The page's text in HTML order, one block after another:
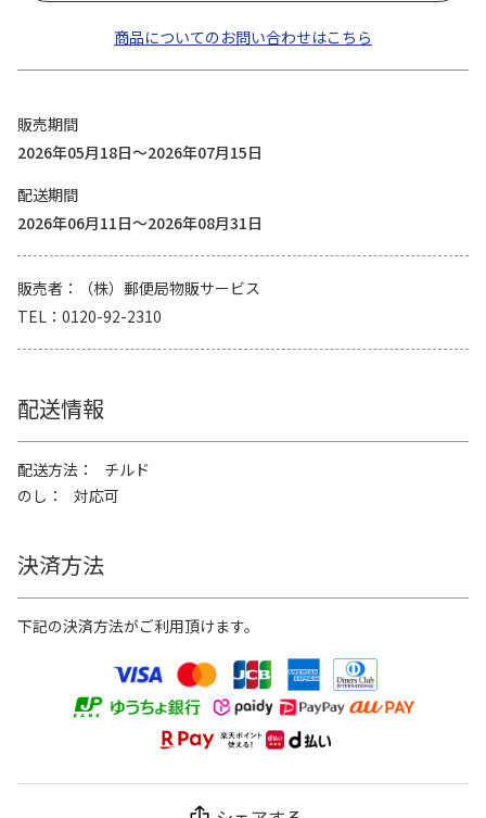
商品についてのお問い合わせはこちら
販売期間
2026年05月18日～2026年07月15日
配送期間
2026年06月11日～2026年08月31日
販売者
（株）郵便局物販サービス
TEL
0120-92-2310
配送情報
配送方法
チルド
のし
対応可
決済方法
下記の決済方法がご利用頂けます。